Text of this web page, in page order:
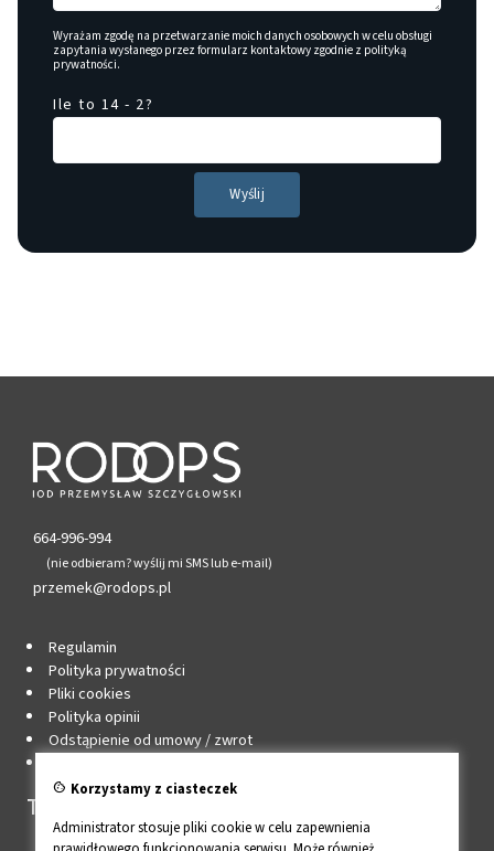
Wyrażam zgodę na przetwarzanie moich danych osobowych w celu obsługi
zapytania wysłanego przez formularz kontaktowy zgodnie z polityką
prywatności.
Ile to 14 - 2?
664-996-994
(nie odbieram? wyślij mi SMS lub e-mail)
przemek@rodops.pl
Regulamin
Polityka prywatności
Pliki cookies
Polityka opinii
Odstąpienie od umowy / zwrot
Twoje konto
cookie Korzystamy z ciasteczek
Administrator stosuje pliki cookie w celu zapewnienia